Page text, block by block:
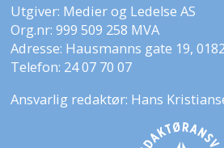
Utgiver: Medier og Ledelse AS
Org.nr: 999 509 258 MVA
Adresse: Hausmanns gate 19,
Telefon: 24 07 70 07
Ansvarlig redaktør: Hans